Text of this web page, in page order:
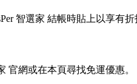
智選家 結帳時貼上以享有折
官網或在本頁尋找免運優惠。